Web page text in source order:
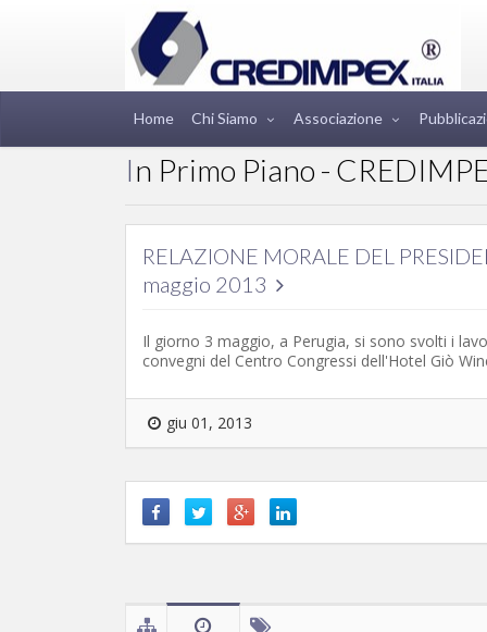
Home Chi Siamo Associazione
In Primo Piano -
RELAZIONE MORALE DEL
maggio 2013
Il giorno 3 maggio, a Perugia, si sono svolti i
convegni del Centro Congressi dell'Hotel Giò
giu 01, 2013